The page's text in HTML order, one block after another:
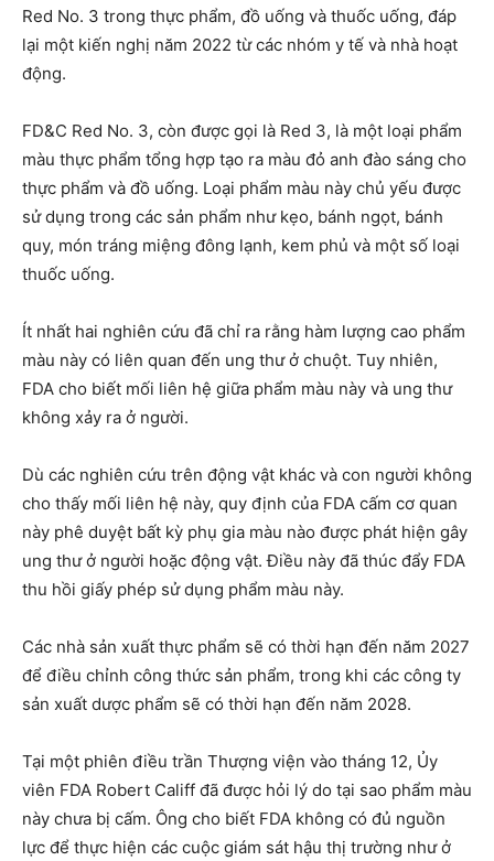
Red No. 3 trong thực phẩm, đồ uống và thuốc uống, đáp
lại một kiến nghị năm 2022 từ các nhóm y tế và nhà hoạt
động.
FD&C Red No. 3, còn được gọi là Red 3, là một loại phẩm
màu thực phẩm tổng hợp tạo ra màu đỏ anh đào sáng cho
thực phẩm và đồ uống. Loại phẩm màu này chủ yếu được
sử dụng trong các sản phẩm như kẹo, bánh ngọt, bánh
quy, món tráng miệng đông lạnh, kem phủ và một số loại
thuốc uống.
Ít nhất hai nghiên cứu đã chỉ ra rằng hàm lượng cao phẩm
màu này có liên quan đến ung thư ở chuột. Tuy nhiên,
FDA cho biết mối liên hệ giữa phẩm màu này và ung thư
không xảy ra ở người.
Dù các nghiên cứu trên động vật khác và con người không
cho thấy mối liên hệ này, quy định của FDA cấm cơ quan
này phê duyệt bất kỳ phụ gia màu nào được phát hiện gây
ung thư ở người hoặc động vật. Điều này đã thúc đẩy FDA
thu hồi giấy phép sử dụng phẩm màu này.
Các nhà sản xuất thực phẩm sẽ có thời hạn đến năm 2027
để điều chỉnh công thức sản phẩm, trong khi các công ty
sản xuất dược phẩm sẽ có thời hạn đến năm 2028.
Tại một phiên điều trần Thượng viện vào tháng 12, Ủy
viên FDA Robert Califf đã được hỏi lý do tại sao phẩm màu
này chưa bị cấm. Ông cho biết FDA không có đủ nguồn
lực để thực hiện các cuộc giám sát hậu thị trường như ở